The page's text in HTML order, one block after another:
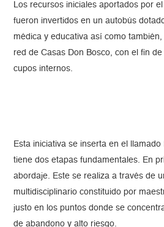
Los recursos iniciales aportados por
fueron invertidos en un autobús
médica y educativa así como
red de Casas Don Bosco, con el fin
cupos internos.
Esta iniciativa se inserta en el llamado
tiene dos etapas fundamentales. En
abordaje. Este se realiza a través de
multidisciplinario constituido por
justo en los puntos donde se
de abandono y alto riesgo.